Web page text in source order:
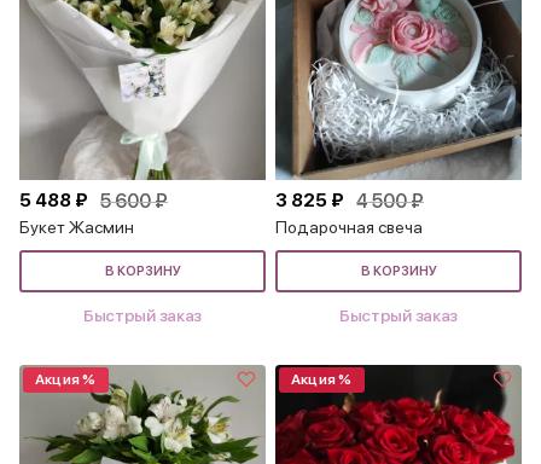
5 488 ₽ 5 600 ₽
Букет Жасмин
В КОРЗИНУ
Быстрый заказ
3 825 ₽ 4 500 ₽
Подарочная свеча
В КОРЗИНУ
Быстрый заказ
Акция % Акция %